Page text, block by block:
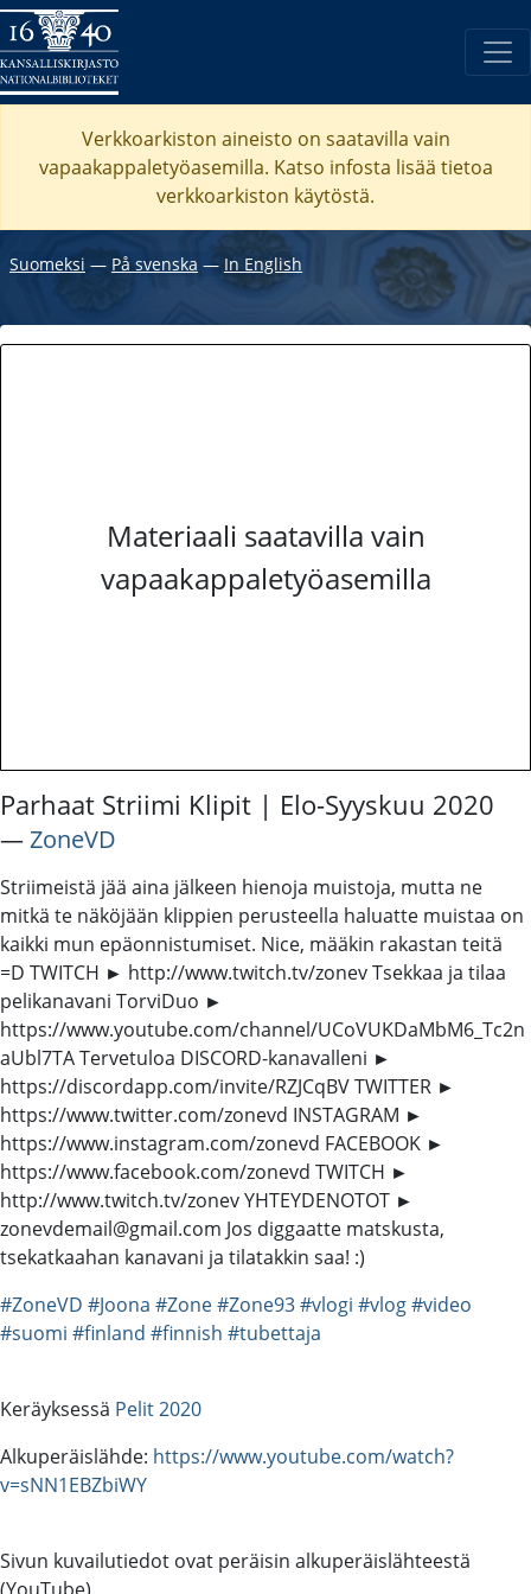
Verkkoarkiston aineisto on saatavilla vain
vapaakappaletyöasemilla. Katso infosta lisää tietoa
verkkoarkiston käytöstä.
Suomeksi ― På svenska ― In English
Materiaali saatavilla vain
vapaakappaletyöasemilla
Parhaat Striimi Klipit | Elo-Syyskuu 2020
―ZoneVD
Striimeistä jää aina jälkeen hienoja muistoja, mutta ne
mitkä te näköjään klippien perusteella haluatte muistaa on
kaikki mun epäonnistumiset. Nice, määkin rakastan teitä
=D TWITCH ► http://www.twitch.tv/zonev Tsekkaa ja tilaa
pelikanavani TorviDuo ►
https://www.youtube.com/channel/UCoVUKDaMbM6_Tc2n
aUbl7TA Tervetuloa DISCORD-kanavalleni ►
https://discordapp.com/invite/RZJCqBV TWITTER ►
https://www.twitter.com/zonevd INSTAGRAM ►
https://www.instagram.com/zonevd FACEBOOK ►
https://www.facebook.com/zonevd TWITCH ►
http://www.twitch.tv/zonev YHTEYDENOTOT ►
zonevdemail@gmail.com Jos diggaatte matskusta,
tsekatkaahan kanavani ja tilatakkin saa! :)
#ZoneVD #Joona #Zone#Zone93#vlogi #vlog#video
#suomi #finland #finnish #tubettaja
Keräyksessä Pelit 2020
Alkuperäislähde: https://www.youtube.com/watch?
v=sNN1EBZbiWY
Sivun kuvailutiedot ovat peräisin alkuperäislähteestä